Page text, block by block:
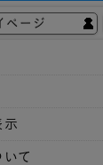
ページ
示
て